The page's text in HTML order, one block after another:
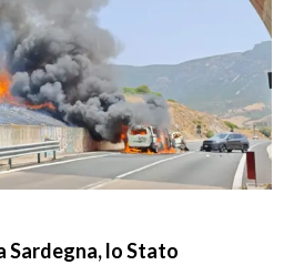
Sardegna, lo Stato